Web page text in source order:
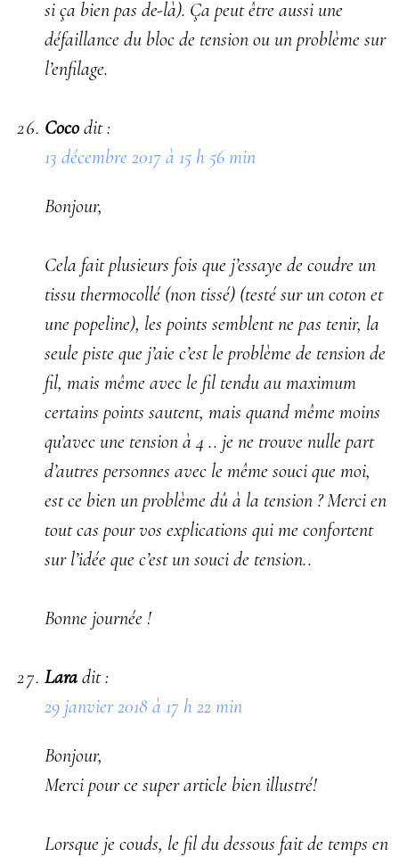
si ça bien pas de-là). Ça peut être aussi une
défaillance du bloc de tension ou un problème sur
l’enfilage.
Cocodit :
13 décembre 2017 à 15 h 56 min
Bonjour,
Cela fait plusieurs fois que j’essaye de coudre un
tissu thermocollé (non tissé) (testé sur un coton et
une popeline), les points semblent ne pas tenir, la
seule piste que j’aie c’est le problème de tension de
fil, mais même avec le fil tendu au maximum
certains points sautent, mais quand même moins
qu’avec une tension à 4 .. je ne trouve nulle part
d’autres personnes avec le même souci que moi,
est ce bien un problème dû à la tension ? Merci en
tout cas pour vos explications qui me confortent
sur l’idée que c’est un souci de tension..
Bonne journée !
Laradit :
29 janvier 2018 à 17 h 22 min
Bonjour,
Merci pour ce super article bien illustré!
Lorsque je couds, le fil du dessous fait de temps en